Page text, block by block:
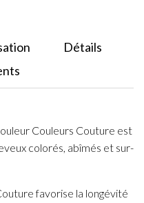
Détails
Couleurs Couture est
colorés, abîmés et sur-
favorise la longévité